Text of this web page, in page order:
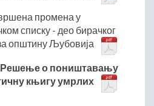
промена у
списку - део бирачког
општину Љубовија
Решење о поништавању
књигу умрлих